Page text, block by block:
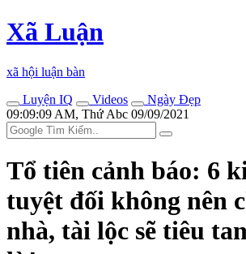
Xã Luận
xã hội luận bàn
Luyện IQ
Videos
Ngày Đẹp
09:09:09 AM, Thứ Abc 09/09/2021
Tổ tiên cảnh báo: 6
tuyệt đối không nên
nhà, tài lộc sẽ tiêu